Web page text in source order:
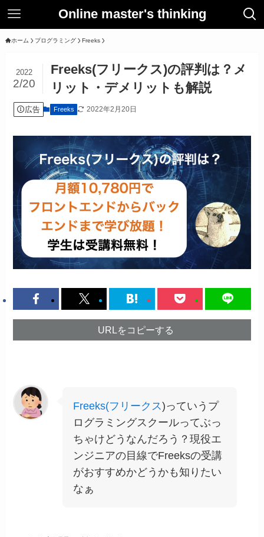
Online master's thinking
ホーム プログラミング Freeks
Freeks(フリークス)の評判は？メ
リット・デメリットも解説
2022
2/20
広告 Freeks 2022年2月20日
URLをコピーする
Freeks(フリークス)っていうプ
ログラミングスクールってぶっ
ちゃけどうなんだろう？現役エ
ンジニアの目線でFreeksの受講
がおすすめかどうかも知りたい
なぁ